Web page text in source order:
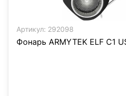
Артикул: 292098
Фонарь ARMYTEK ELF C1